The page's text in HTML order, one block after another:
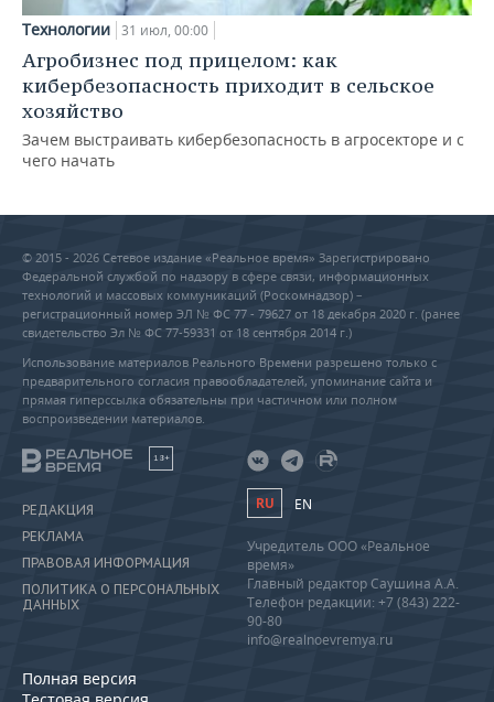
Технологии 31 июл, 00:00
Агробизнес под прицелом: как
кибербезопасность приходит в сельское
хозяйство
Зачем выстраивать кибербезопасность в агросекторе и с
чего начать
© 2015 - 2026 Сетевое издание «Реальное время» Зарегистрировано
Федеральной службой по надзору в сфере связи, информационных
технологий и массовых коммуникаций (Роскомнадзор) –
регистрационный номер ЭЛ № ФС 77 - 79627 от 18 декабря 2020 г. (ранее
свидетельство Эл № ФС 77-59331 от 18 сентября 2014 г.)
Использование материалов Реального Времени разрешено только с
предварительного согласия правообладателей, упоминание сайта и
прямая гиперссылка обязательны при частичном или полном
воспроизведении материалов.
18+
РЕДАКЦИЯ
РЕКЛАМА
ПРАВОВАЯ ИНФОРМАЦИЯ
ПОЛИТИКА О ПЕРСОНАЛЬНЫХ
ДАННЫХ
Полная версия
RU EN
Учредитель ООО «Реальное
время»
Главный редактор Саушина А.А.
Телефон редакции: +7 (843) 222-
90-80
info@realnoevremya.ru